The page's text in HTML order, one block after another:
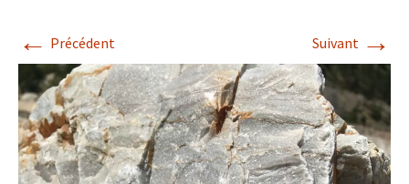
← Précédent Suivant →